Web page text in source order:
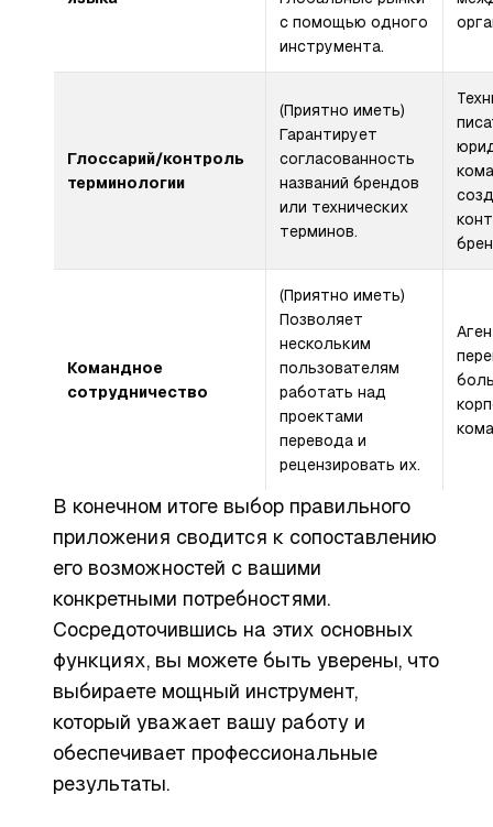
с помощью одного
инструмента.
Глоссарий/контроль
терминологии
(Приятно иметь)
Гарантирует
согласованность
названий брендов
или технических
терминов.
Командное
сотрудничество
(Приятно иметь)
Позволяет
нескольким
пользователям
работать над
проектами
перевода и
рецензировать их.
В конечном итоге выбор правильного
приложения сводится к сопоставлению
его возможностей с вашими
конкретными потребностями.
Сосредоточившись на этих основных
функциях, вы можете быть уверены, что
выбираете мощный инструмент,
который уважает вашу работу и
обеспечивает профессиональные
результаты.